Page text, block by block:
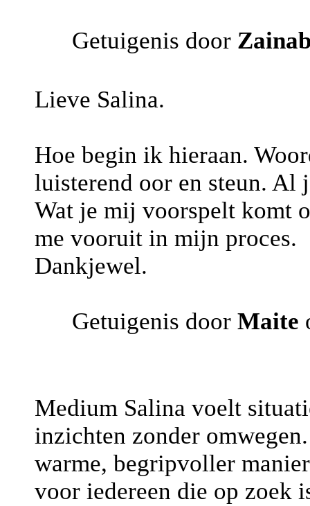
Getuigenis door
Lieve Salina.
Hoe begin ik hieraan.
luisterend oor en steun. Al
Wat je mij voorspelt komt
me vooruit in mijn proces.
Dankjewel.
Getuigenis door Maite
Medium Salina voelt
inzichten zonder
warme, begripvoller
voor iedereen die op zoek